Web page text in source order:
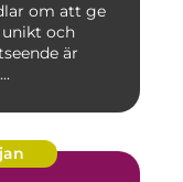
om att ge
och
är